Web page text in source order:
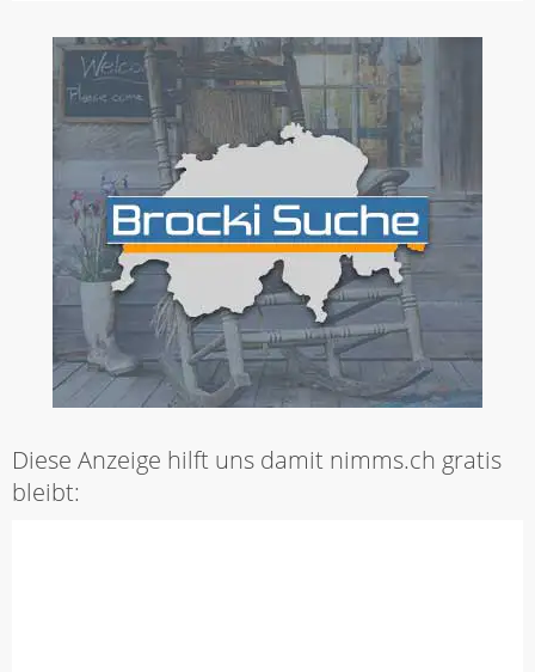
Diese Anzeige hilft uns damit nimms.ch gratis
bleibt: